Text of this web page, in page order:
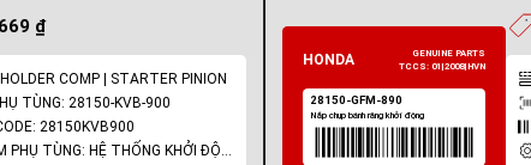
₫
HOLDER COMP | STARTER PINION
TÙNG: 28150-KVB-900
28150KVB900
NHÓM PHỤ TÙNG: HỆ THỐNG KHỞI ĐỘNG - ĐỀ